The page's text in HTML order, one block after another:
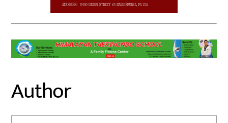
Author